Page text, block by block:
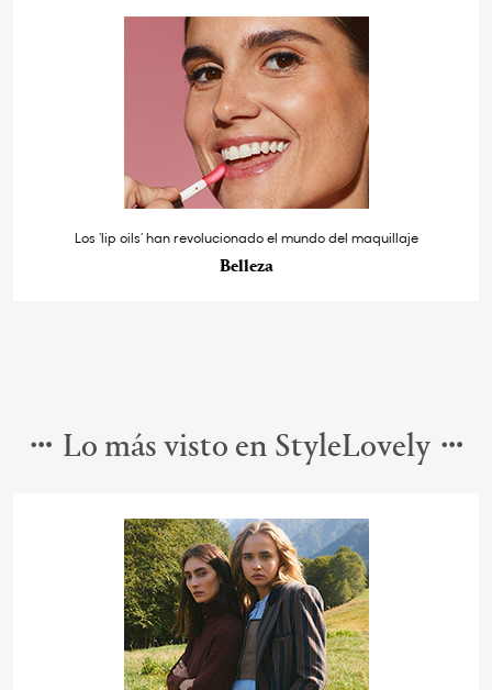
Los ‘lip oils’ han revolucionado el mundo del maquillaje
Belleza
Lo más visto en StyleLovely